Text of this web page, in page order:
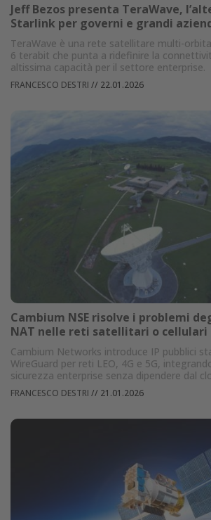
Jeff Bezos presenta TeraWave,
Starlink per governi e grandi
TeraWave è una rete satellitare multi-
6 terabit che punta a ridefinire la
altissima capacità per il settore enterprise.
FRANCESCO DESTRI // 22.01.2026
Cambium NSE risolve i problemi
NAT nelle reti satellitari o cellulari
Cambium Networks introduce IP pubblici
WireGuard per reti LEO, 4G e 5G,
sicurezza enterprise senza dipendere dal
FRANCESCO DESTRI // 21.01.2026